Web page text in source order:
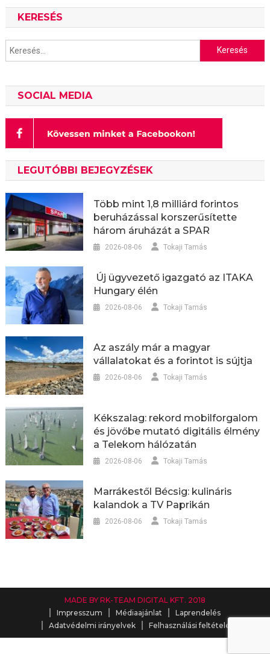
KERESÉS
Keresés:
SOCIAL MEDIA
LEGUTÓBBI BEJEGYZÉSEK
Több mint 1,8 milliárd forintos
beruházással korszerűsítette
három áruházát a SPAR
2026-08-06 Tokaji Tamás
Új ügyvezető igazgató az ITAKA
Hungary élén
2026-08-06 Tokaji Tamás
Az aszály már a magyar
vállalatokat és a forintot is sújtja
2026-08-06 Tokaji Tamás
Kékszalag: rekord mobilforgalom
és jövőbe mutató digitális élmény
a Telekom hálózatán
2026-08-06 Tokaji Tamás
Marrákestől Bécsig: kulináris
kalandok a TV Paprikán
2026-08-06 Tokaji Tamás
MADE BY RK-TEAM DIGITAL KFT. 2018
Impresszum
Médiaajánlat
Laprendelés
Adatvédelmi irányelvek
Felhasználási feltételek